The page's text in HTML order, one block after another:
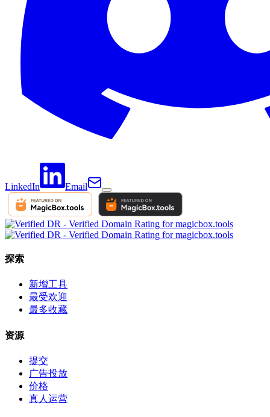
LinkedIn Email
探索
新增工具
最受欢迎
最多收藏
资源
提交
广告投放
价格
真人运营